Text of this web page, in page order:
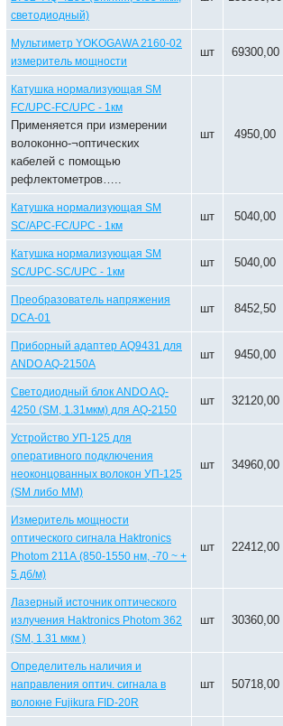
светодиодный)
Мультиметр YOKOGAWA 2160-02
измеритель мощности
шт 69300,00
Катушка нормализующая SM
FC/UPC-FC/UPC - 1км
Применяется при измерении
волоконно-¬оптических
кабелей с помощью
рефлектометров…..
шт 4950,00
Катушка нормализующая SM
SC/APC-FC/UPC - 1км
шт 5040,00
Катушка нормализующая SM
SC/UPC-SC/UPC - 1км
шт 5040,00
Преобразователь напряжения
DCA-01
шт 8452,50
Приборный адаптер AQ9431 для
ANDO AQ-2150A
шт 9450,00
Светодиодный блок ANDO AQ-
4250 (SM, 1.31мкм) для AQ-2150
шт 32120,00
Устройство УП-125 для
оперативного подключения
неоконцованных волокон УП-125
(SM либо MM)
шт 34960,00
Измеритель мощности
оптического сигнала Haktronics
Photom 211А (850-1550 нм, -70 ~ +
5 дб/м)
шт 22412,00
Лазерный источник оптического
излучения Haktronics Photom 362
(SМ, 1.31 мкм )
шт 30360,00
Определитель наличия и
направления оптич. сигнала в
волокне Fujikura FID-20R
шт 50718,00